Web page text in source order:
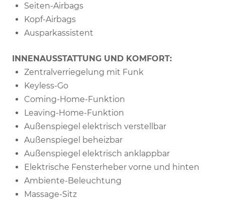
Seiten-Airbags
Kopf-Airbags
Ausparkassistent
INNENAUSSTATTUNG UND KOMFORT:
Zentralverriegelung mit Funk
Keyless-Go
Coming-Home-Funktion
Leaving-Home-Funktion
Außenspiegel elektrisch verstellbar
Außenspiegel beheizbar
Außenspiegel elektrisch anklappbar
Elektrische Fensterheber vorne und hinten
Ambiente-Beleuchtung
Massage-Sitz